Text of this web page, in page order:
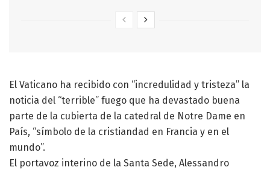
El Vaticano ha recibido con “incredulidad y tristeza” la
noticia del “terrible” fuego que ha devastado buena
parte de la cubierta de la catedral de Notre Dame en
País, “símbolo de la cristiandad en Francia y en el
mundo”.
El portavoz interino de la Santa Sede, Alessandro